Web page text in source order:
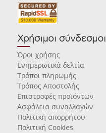
Χρήσιμοι σύνδεσμοι
Όροι χρήσης
Ενημερωτικά δελτία
Τρόποι πληρωμής
Τρόπος Αποστολής
Επιστροφές προϊόντων
Ασφάλεια συναλλαγών
Πολιτική απορρήτου
Πολιτική Cookies